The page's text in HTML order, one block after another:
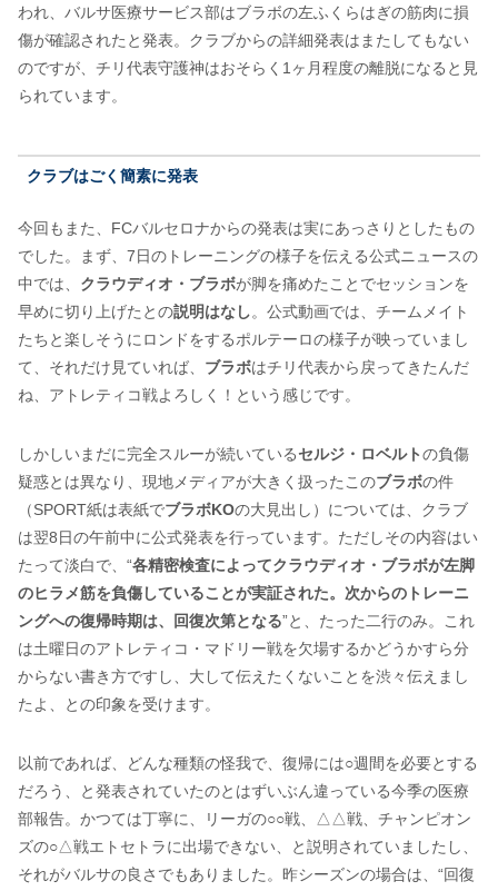
われ、バルサ医療サービス部はブラボの左ふくらはぎの筋肉に損
傷が確認されたと発表。クラブからの詳細発表はまたしてもない
のですが、チリ代表守護神はおそらく1ヶ月程度の離脱になると見
られています。
クラブはごく簡素に発表
今回もまた、FCバルセロナからの発表は実にあっさりとしたもの
でした。まず、7日のトレーニングの様子を伝える公式ニュースの
中では、 クラウディオ・ブラボが脚を痛めたことでセッションを
早めに切り上げたとの説明はなし。公式動画では、チームメイト
たちと楽しそうにロンドをするポルテーロの様子が映っていまし
て、それだけ見ていれば、 ブラボはチリ代表から戻ってきたんだ
ね、アトレティコ戦よろしく！という感じです。
しかしいまだに完全スルーが続いているセルジ・ロベルトの負傷
疑惑とは異なり、現地メディアが大きく扱ったこのブラボの件
（SPORT紙は表紙でブラボKOの大見出し）については、クラブ
は翌8日の午前中に公式発表を行っています。ただしその内容はい
たって淡白で、“各精密検査によってクラウディオ・ブラボが左脚
のヒラメ筋を負傷していることが実証された。次からのトレーニ
ングへの復帰時期は、回復次第となる”と、たった二行のみ。これ
は土曜日のアトレティコ・マドリー戦を欠場するかどうかすら分
からない書き方ですし、大して伝えたくないことを渋々伝えまし
たよ、との印象を受けます。
以前であれば、どんな種類の怪我で、復帰には○週間を必要とする
だろう、と発表されていたのとはずいぶん違っている今季の医療
部報告。かつては丁寧に、リーガの○○戦、△△戦、チャンピオン
ズの○△戦エトセトラに出場できない、と説明されていましたし、
それがバルサの良さでもありました。昨シーズンの場合は、“回復